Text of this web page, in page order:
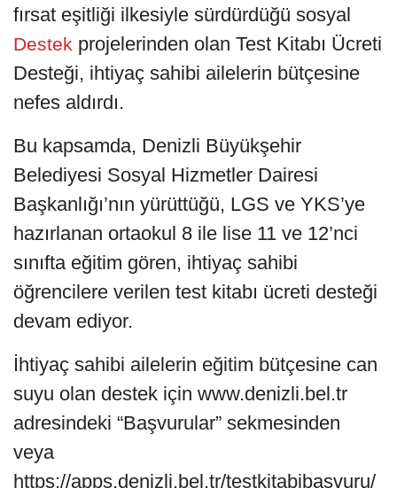
fırsat eşitliği ilkesiyle sürdürdüğü sosyal
Destek projelerinden olan Test Kitabı Ücreti
Desteği, ihtiyaç sahibi ailelerin bütçesine
nefes aldırdı.
Bu kapsamda, Denizli Büyükşehir
Belediyesi Sosyal Hizmetler Dairesi
Başkanlığı’nın yürüttüğü, LGS ve YKS’ye
hazırlanan ortaokul 8 ile lise 11 ve 12’nci
sınıfta eğitim gören, ihtiyaç sahibi
öğrencilere verilen test kitabı ücreti desteği
devam ediyor.
İhtiyaç sahibi ailelerin eğitim bütçesine can
suyu olan destek için www.denizli.bel.tr
adresindeki “Başvurular” sekmesinden
veya
https://apps.denizli.bel.tr/testkitabibasvuru/